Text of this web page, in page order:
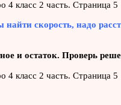
найти скорость, надо
и остаток. Проверь